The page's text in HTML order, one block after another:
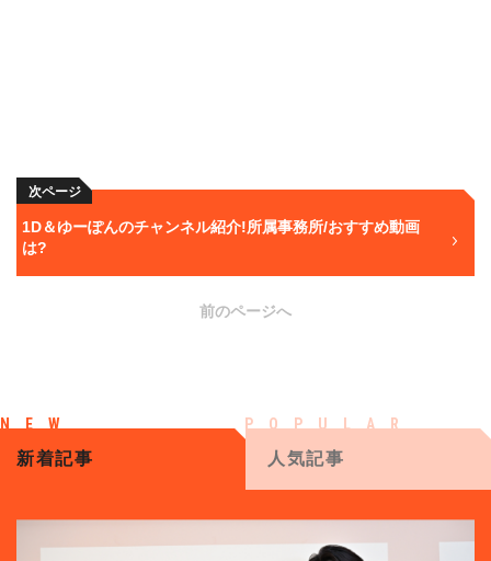
次ページ
1D＆ゆーぽんのチャンネル紹介!所属事務所/おすすめ動画
は?
前のページへ
新着記事 人気記事